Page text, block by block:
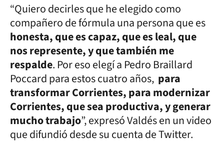
“Quiero decirles que he elegido como
compañero de fórmula una persona que es
honesta, que es capaz, que es leal, que
nos represente, y que también me
respalde. Por eso elegí a Pedro Braillard
Poccard para estos cuatro años, para
transformar Corrientes, para modernizar
Corrientes, que sea productiva, y generar
mucho trabajo”, expresó Valdés en un video
que difundió desde su cuenta de Twitter.